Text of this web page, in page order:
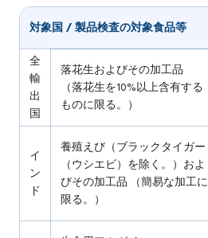
対象国 / 製品検査の対象食品等
全
輸
出
国
落花生およびその加工品
（落花生を10%以上含有する
ものに限る。）
イ
ン
ド
養殖えび（ブラックタイガー
（ウシエビ）を除く。）およ
びその加工品 （簡易な加工に
限る。）